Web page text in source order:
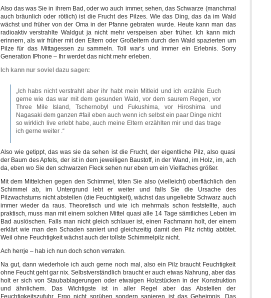
Also das was Sie in ihrem Bad, oder wo auch immer, sehen, das Schwarze (manchmal
auch bräunlich oder rötlich) ist die Frucht des Pilzes. Wie das Ding, das da im Wald
wächst und früher von der Oma in der Pfanne gebraten wurde. Heute kann man das
radioaktiv verstrahlte Waldgut ja nicht mehr verspeisen aber früher. Ich kann mich
erinnern, als wir früher mit den Eltern oder Großeltern durch den Wald spazierten um
Pilze für das Mittagessen zu sammeln. Toll war‘s und immer ein Erlebnis. Sorry
Generation IPhone – Ihr werdet das nicht mehr erleben.
Ich kann nur soviel dazu sagen:
„Ich habs nicht verstrahlt aber ihr habt mein Mitleid und ich erzähle Euch
gerne wie das war mit dem gesunden Wald, vor dem saurem Regen, vor
Three Mile Island, Tschernobyl und Fukushima, vor Hiroshima und
Nagasaki dem ganzen #fail eben auch wenn ich selbst ein paar Dinge nicht
so wirklich live erlebt habe, auch meine Eltern erzählten mir und das trage
ich gerne weiter .“
Also wie getippt, das was sie da sehen ist die Frucht, der eigentliche Pilz, also quasi
der Baum des Apfels, der ist in dem jeweiligen Baustoff, in der Wand, im Holz, im, ach
da, eben wo Sie den schwarzen Fleck sehen nur eben um ein Vielfaches größer.
Mit dem Mittelchen gegen den Schimmel, töten Sie also (vielleicht) oberflächlich den
Schimmel ab, im Untergrund lebt er weiter und falls Sie die Ursache des
Pilzwachstums nicht abstellen (die Feuchtigkeit), wächst das ungeliebte Schwarz auch
immer wieder da raus. Theoretisch und wie ich mehrmals schon feststellte, auch
praktisch, muss man mit einem solchen Mittel quasi alle 14 Tage sämtliches Leben im
Bad auslöschen. Falls man nicht gleich schlauer ist, einen Fachmann holt, der einem
erklärt wie man den Schaden saniert und gleichzeitig damit den Pilz richtig abtötet.
Weil ohne Feuchtigkeit wächst auch der tollste Schimmelpilz nicht.
Ach herrje – hab ich nun doch schon verraten.
Na gut, dann wiederhole ich auch gerne noch mal, also ein Pilz braucht Feuchtigkeit
ohne Feucht geht gar nix. Selbstverständlich braucht er auch etwas Nahrung, aber das
holt er sich von Staubablagerungen oder etwaigen Holzstücken in der Konstruktion
und ähnlichem. Das Wichtigste ist in aller Regel aber das Abstellen der
Feuchtigkeitszufuhr. Ergo nicht sprühen sondern sanieren ist das Geheimnis. Das